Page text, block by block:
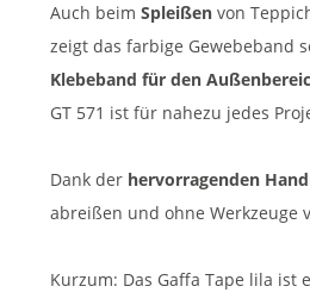
Auch beim Spleißen von
zeigt das farbige Gewebeband
Klebeband für den
GT 571 ist für nahezu jedes
Dank der hervorragenden
abreißen und ohne Werkzeuge
Kurzum: Das Gaffa Tape lila ist